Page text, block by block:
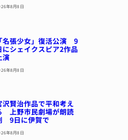
年8月8日
「名張少女」復活公演 9
にシェイクスピア2作品
演
年8月8日
沢賢治作品で平和考え
上野市民劇場が朗読
9日に伊賀で
年8月8日